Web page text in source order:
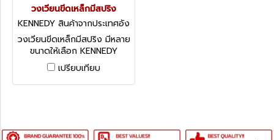
วงเวียนขีดเหล็กมีสปริง
KENNEDY สินค้าจากประเทศอัง
กฤษ-2
วงเวียนขีดเหล็กมีสปริง มีหลาย
ขนาดให้เลือก KENNEDY
SPRING TYPE DIVIDERS-
SOLID NUT
เปรียบเทียบ